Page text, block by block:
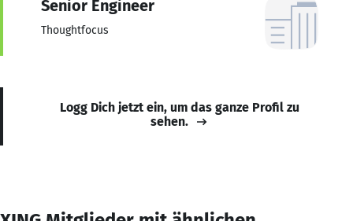
Senior Engineer
Thoughtfocus
Logg Dich jetzt ein, um das ganze Profil zu
sehen.